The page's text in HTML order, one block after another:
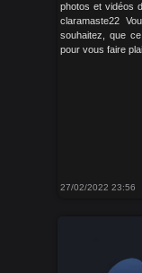
photos et vidéos
claramaste22
souhaitez, que
pour vous faire
27/02/2022 23:56